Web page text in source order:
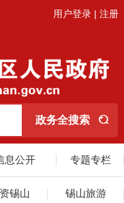
用户登录 | 注册
息公开 专题专栏
锡山 锡山旅游